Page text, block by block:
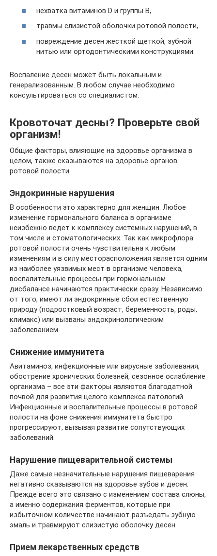
нехватка витаминов D и группы B,
травмы слизистой оболочки ротовой полости,
повреждение десен жесткой щеткой, зубной
нитью или ортодонтическими конструкциями.
Воспаление десен может быть локальным и
генерализованным. В любом случае необходимо
консультироваться со специалистом.
Кровоточат десны? Проверьте свой
организм!
Общие факторы, влияющие на здоровье организма в
целом, также сказываются на здоровье органов
ротовой полости.
Эндокринные нарушения
В особенности это характерно для женщин. Любое
изменение гормонального баланса в организме
неизбежно ведет к комплексу системных нарушений, в
том числе и стоматологических. Так как микрофлора
ротовой полости очень чувствительна к любым
изменениям и в силу месторасположения является одним
из наиболее уязвимых мест в организме человека,
воспалительные процессы при гормональном
дисбалансе начинаются практически сразу. Независимо
от того, имеют ли эндокринные сбои естественную
природу (подростковый возраст, беременность, роды,
климакс) или вызваны эндокринологическим
заболеванием.
Снижение иммунитета
Авитаминоз, инфекционные или вирусные заболевания,
обострение хронических болезней, сезонное ослабление
организма – все эти факторы являются благодатной
почвой для развития целого комплекса патологий.
Инфекционные и воспалительные процессы в ротовой
полости на фоне снижения иммунитета быстро
прогрессируют, вызывая развитие сопутствующих
заболеваний.
Нарушение пищеварительной системы
Даже самые незначительные нарушения пищеварения
негативно сказываются на здоровье зубов и десен.
Прежде всего это связано с изменением состава слюны,
а именно содержания ферментов, которые при
избыточном количестве начинают разъедать зубную
эмаль и травмируют слизистую оболочку десен.
Прием лекарственных средств